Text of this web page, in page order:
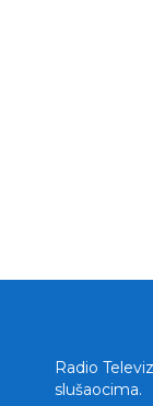
Radio
slušaocima.